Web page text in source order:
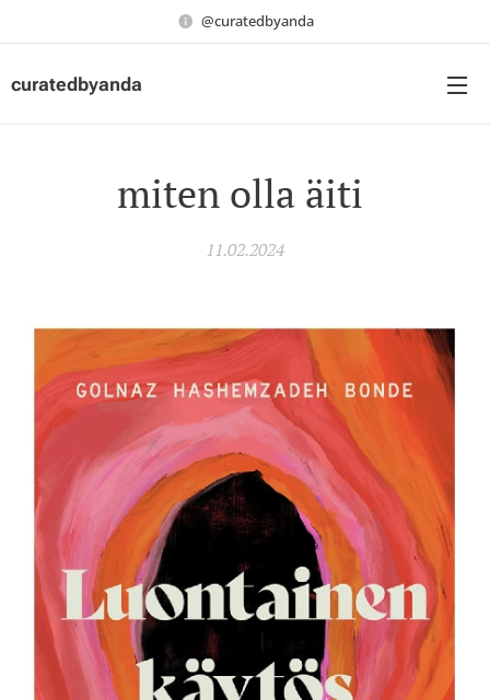
@curatedbyanda
curatedbyanda
miten olla äiti
11.02.2024